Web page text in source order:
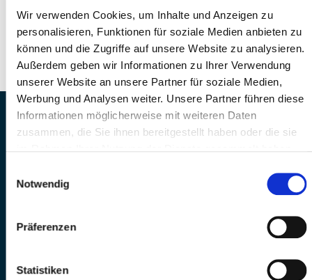
Wir verwenden Cookies, um Inhalte und Anzeigen zu
personalisieren, Funktionen für soziale Medien anbieten zu
können und die Zugriffe auf unsere Website zu analysieren.
Außerdem geben wir Informationen zu Ihrer Verwendung
unserer Website an unsere Partner für soziale Medien,
Werbung und Analysen weiter. Unsere Partner führen diese
Informationen möglicherweise mit weiteren Daten
zusammen, die Sie ihnen bereitgestellt haben oder die sie
Notwendig
Präferenzen
Statistiken
FEEL FREE TO CONTACT US!
Phone: +41 41 260 33 67
E-mail:info(at)mssports.ch
MS Sports AG • Sonnenrain 3b • CH-6221
MS Sports folgen